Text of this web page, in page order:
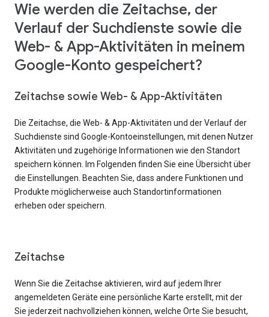
Wie werden die Zeitachse, der
Verlauf der Suchdienste sowie die
Web- & App-Aktivitäten in meinem
Google-Konto gespeichert?
Zeitachse sowie Web- & App-Aktivitäten
Die Zeitachse, die Web- & App-Aktivitäten und der Verlauf der
Suchdienste sind Google-Kontoeinstellungen, mit denen Nutzer
Aktivitäten und zugehörige Informationen wie den Standort
speichern können. Im Folgenden finden Sie eine Übersicht über
die Einstellungen. Beachten Sie, dass andere Funktionen und
Produkte möglicherweise auch Standortinformationen
erheben oder speichern.
Zeitachse
Wenn Sie die Zeitachse aktivieren, wird auf jedem Ihrer
angemeldeten Geräte eine persönliche Karte erstellt, mit der
Sie jederzeit nachvollziehen können, welche Orte Sie besucht,